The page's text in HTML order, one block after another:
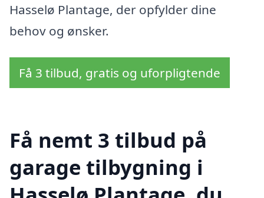
Hasselø Plantage, der opfylder dine
behov og ønsker.
Få 3 tilbud, gratis og uforpligtende
Få nemt 3 tilbud på
garage tilbygning i